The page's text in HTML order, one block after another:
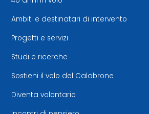
Ambiti e destinatari di intervento
Progetti e servizi
Studi e ricerche
Sostieni il volo del Calabrone
Diventa volontario